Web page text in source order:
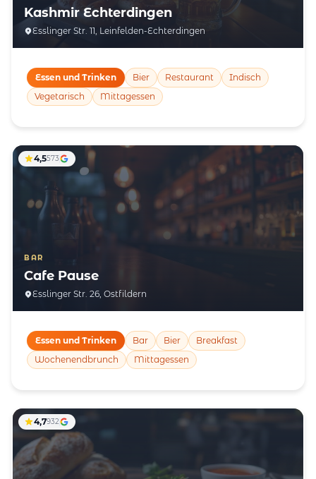
Kashmir Echterdingen
Esslinger Str. 11, Leinfelden-Echterdingen
Essen und Trinken Bier Restaurant
Indisch
Vegetarisch
Mittagessen
BAR
Cafe Pause
Esslinger Str. 26, Ostfildern
4,5573
Essen und Trinken Bar Bier
Breakfast
Wochenendbrunch
Mittagessen
4,7932